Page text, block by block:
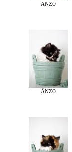
ÄNZO
ÄNZO